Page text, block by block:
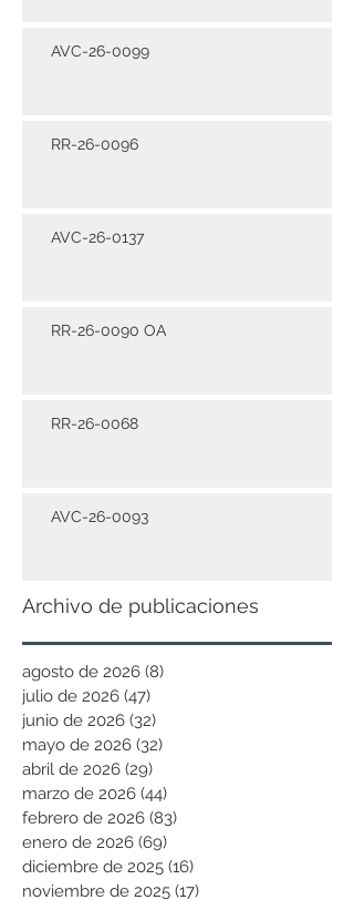
AVC-26-0099
RR-26-0096
AVC-26-0137
RR-26-0090 OA
RR-26-0068
AVC-26-0093
Archivo de publicaciones
agosto de 2026 (8)
julio de 2026 (47)
junio de 2026 (32)
mayo de 2026 (32)
abril de 2026 (29)
marzo de 2026 (44)
febrero de 2026 (83)
enero de 2026 (69)
diciembre de 2025 (16)
noviembre de 2025 (17)